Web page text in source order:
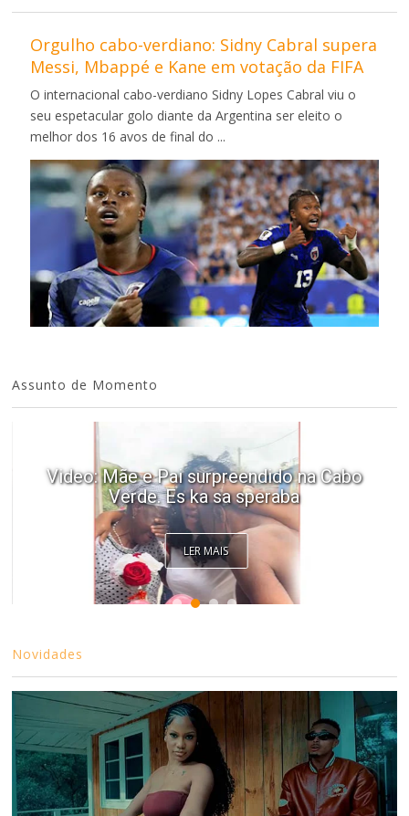
Orgulho cabo-verdiano: Sidny Cabral supera
Messi, Mbappé e Kane em votação da FIFA
O internacional cabo-verdiano Sidny Lopes Cabral viu o
seu espetacular golo diante da Argentina ser eleito o
melhor dos 16 avos de final do ...
Assunto de Momento
Video: Mãe e Pai surpreendido na Cabo
Verde. Es ka sa speraba
LER MAIS
Novidades